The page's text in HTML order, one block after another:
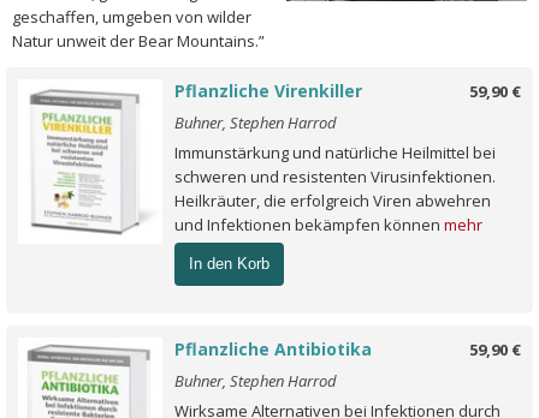
geschaffen, umgeben von wilder
Natur unweit der Bear Mountains.”
59,90 €
Pflanzliche Virenkiller
Buhner, Stephen Harrod
Immunstärkung und natürliche Heilmittel bei
schweren und resistenten Virusinfektionen.
Heilkräuter, die erfolgreich Viren abwehren
und Infektionen bekämpfen können mehr
In den Korb
59,90 €
Pflanzliche Antibiotika
Buhner, Stephen Harrod
Wirksame Alternativen bei Infektionen durch